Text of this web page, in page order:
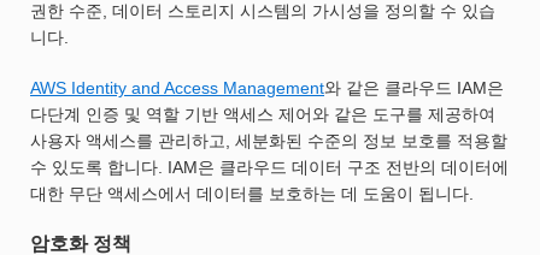
권한 수준, 데이터 스토리지 시스템의 가시성을 정의할 수 있습
니다.
AWS Identity and Access Management와 같은 클라우드 IAM은
다단계 인증 및 역할 기반 액세스 제어와 같은 도구를 제공하여
사용자 액세스를 관리하고, 세분화된 수준의 정보 보호를 적용할
수 있도록 합니다. IAM은 클라우드 데이터 구조 전반의 데이터에
대한 무단 액세스에서 데이터를 보호하는 데 도움이 됩니다.
암호화 정책